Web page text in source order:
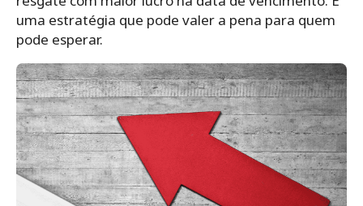
uma estratégia que pode valer a pena para quem
pode esperar.